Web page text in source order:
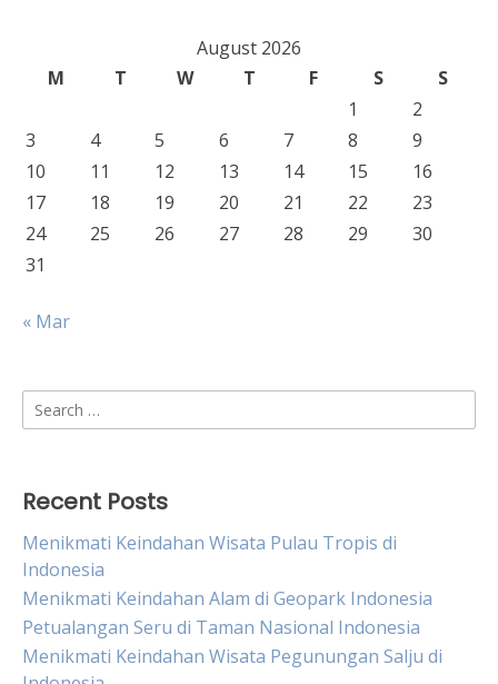
August 2026
M
T W T F S
S
1
2
3
4 5 6 7 8
9
10
11 12 13 14 15
16
17
18 19 20 21 22
23
24
25 26 27 28 29
30
31
« Mar
Search
for:
Recent Posts
Menikmati Keindahan Wisata Pulau Tropis di
Indonesia
Menikmati Keindahan Alam di Geopark Indonesia
Petualangan Seru di Taman Nasional Indonesia
Menikmati Keindahan Wisata Pegunungan Salju di